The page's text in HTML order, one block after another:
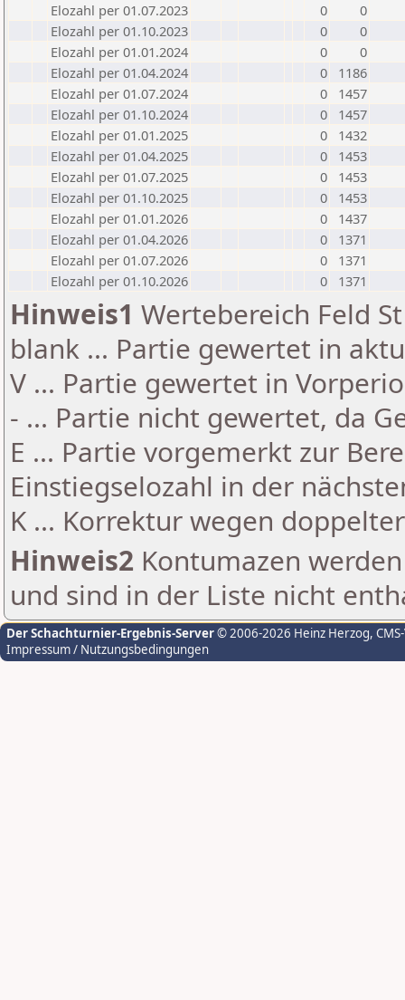
Elozahl per 01.07.2023
0
0
Elozahl per 01.10.2023
0
0
Elozahl per 01.01.2024
0
0
Elozahl per 01.04.2024
0
1186
Elozahl per 01.07.2024
0
1457
Elozahl per 01.10.2024
0
1457
Elozahl per 01.01.2025
0
1432
Elozahl per 01.04.2025
0
1453
Elozahl per 01.07.2025
0
1453
Elozahl per 01.10.2025
0
1453
Elozahl per 01.01.2026
0
1437
Elozahl per 01.04.2026
0
1371
Elozahl per 01.07.2026
0
1371
Elozahl per 01.10.2026
0 1371
Hinweis1 Wertebereich Feld
blank ... Partie gewertet in
V ... Partie gewertet in
- ... Partie nicht gewertet, da
E ... Partie vorgemerkt zur
Einstiegselozahl in der
K ... Korrektur wegen
Hinweis2 Kontumazen
und sind in der Liste nicht
Der Schachturnier-Ergebnis-Server© 2006-2026 Heinz Herzog,
Impressum / Nutzungsbedingungen